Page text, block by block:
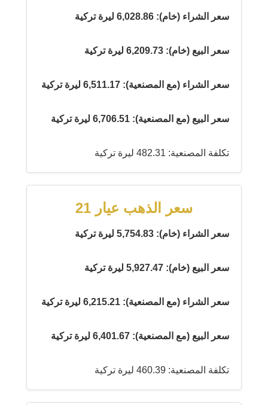
سعر الشراء (خام): 6,028.86 ليرة تركية
سعر البيع (خام): 6,209.73 ليرة تركية
سعر الشراء (مع المصنعية): 6,511.17 ليرة تركية
سعر البيع (مع المصنعية): 6,706.51 ليرة تركية
تكلفة المصنعية: 482.31 ليرة تركية
سعر الذهب عيار 21
سعر الشراء (خام): 5,754.83 ليرة تركية
سعر البيع (خام): 5,927.47 ليرة تركية
سعر الشراء (مع المصنعية): 6,215.21 ليرة تركية
سعر البيع (مع المصنعية): 6,401.67 ليرة تركية
تكلفة المصنعية: 460.39 ليرة تركية